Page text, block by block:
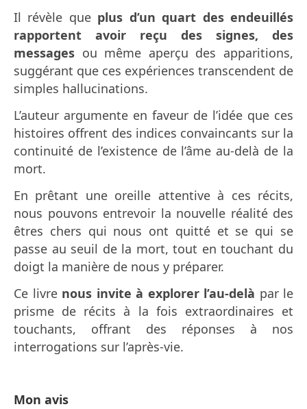
Il révèle que plus d’un quart des endeuillés
rapportent avoir reçu des signes, des
messages ou même aperçu des apparitions,
suggérant que ces expériences transcendent de
simples hallucinations.
L’auteur argumente en faveur de l’idée que ces
histoires offrent des indices convaincants sur la
continuité de l’existence de l’âme au-delà de la
mort.
En prêtant une oreille attentive à ces récits,
nous pouvons entrevoir la nouvelle réalité des
êtres chers qui nous ont quitté et se qui se
passe au seuil de la mort, tout en touchant du
doigt la manière de nous y préparer.
Ce livre nous invite à explorer l’au-delà par le
prisme de récits à la fois extraordinaires et
touchants, offrant des réponses à nos
interrogations sur l’après-vie.
Mon avis